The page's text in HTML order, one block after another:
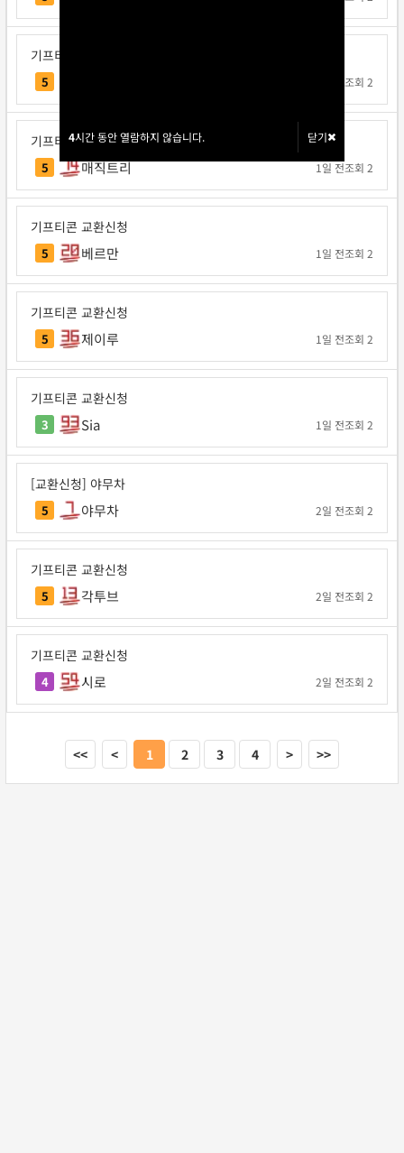
4시간 동안 열람하지 않습니다. 닫기
4시간 동안 열람하지 않습니다. 닫기
기프티콘 교환신청
5 조회 2
기프티콘 교환신청
5 매직트리 1일 전조회 2
기프티콘 교환신청
5 베르만 1일 전조회 2
기프티콘 교환신청
5 제이루 1일 전조회 2
기프티콘 교환신청
3 Sia 1일 전조회 2
[교환신청] 야무차
5 야무차 2일 전조회 2
기프티콘 교환신청
5 각투브 2일 전조회 2
기프티콘 교환신청
4 시로 2일 전조회 2
<< < 1 2 3 4 > >>